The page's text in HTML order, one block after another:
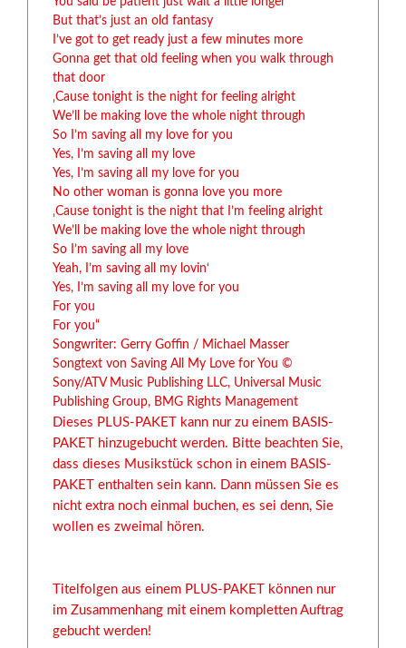
But that’s just an old fantasy
I’ve got to get ready just a few minutes more
Gonna get that old feeling when you walk through
that door
‚Cause tonight is the night for feeling alright
We’ll be making love the whole night through
So I’m saving all my love for you
Yes, I’m saving all my love
Yes, I’m saving all my love for you
No other woman is gonna love you more
‚Cause tonight is the night that I’m feeling alright
We’ll be making love the whole night through
So I’m saving all my love
Yeah, I’m saving all my lovin‘
Yes, I’m saving all my love for you
For you
For you“
Songwriter: Gerry Goffin / Michael Masser
Songtext von Saving All My Love for You ©
Sony/ATV Music Publishing LLC, Universal Music
Publishing Group, BMG Rights Management
Dieses PLUS-PAKET kann nur zu einem BASIS-
PAKET hinzugebucht werden. Bitte beachten Sie,
dass dieses Musikstück schon in einem BASIS-
PAKET enthalten sein kann. Dann müssen Sie es
nicht extra noch einmal buchen, es sei denn, Sie
wollen es zweimal hören.
Titelfolgen aus einem PLUS-PAKET können nur
im Zusammenhang mit einem kompletten Auftrag
gebucht werden!